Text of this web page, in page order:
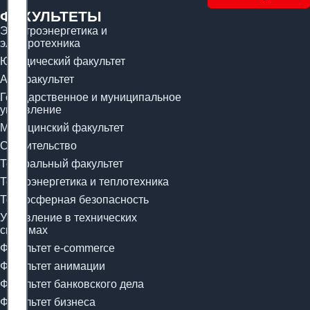
ФАКУЛЬТЕТЫ
Электроэнергетика и
электротехника
Юридический факультет
Арт-факультет
Государственное и муниципальное
управление
Медицинский факультет
Строительство
Театральный факультет
Теплоэнергетика и теплотехника
Техносферная безопасность
Управление в технических
системах
Факультет e-commerce
Факультет анимации
Факультет банковского дела
Факультет бизнеса